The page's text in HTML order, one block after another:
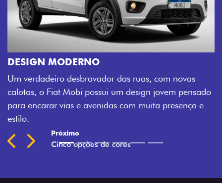
e
CINCO OPÇÕES DE CORES
O Fiat Mobi tem sempre uma opção de cor que é
sua cara. Escolha entre o Preto Vulcano, Vermelho
Montecarlo, Branco Banchisa, Prata Bari e Cinza
Silverstone.